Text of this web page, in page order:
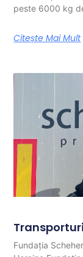
peste 6000 kg
Citește Mai Mult
Fundația